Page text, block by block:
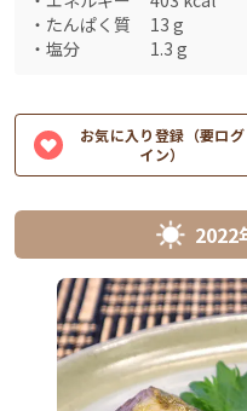
・ たんぱく質 13 g
・ 塩分 1.3 g
お気に入り登録（要ログ
イン）
2022